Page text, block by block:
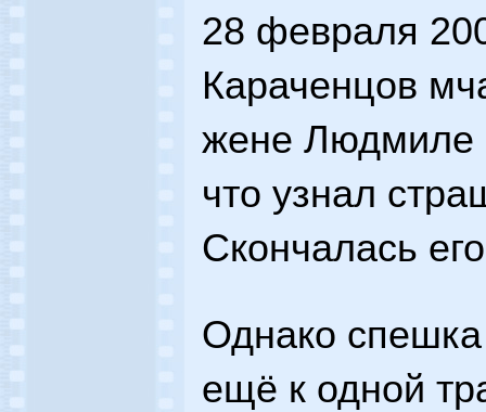
28 февраля
Караченцов
жене Людмиле
что узнал
Скончалась
Однако
ещё к одной